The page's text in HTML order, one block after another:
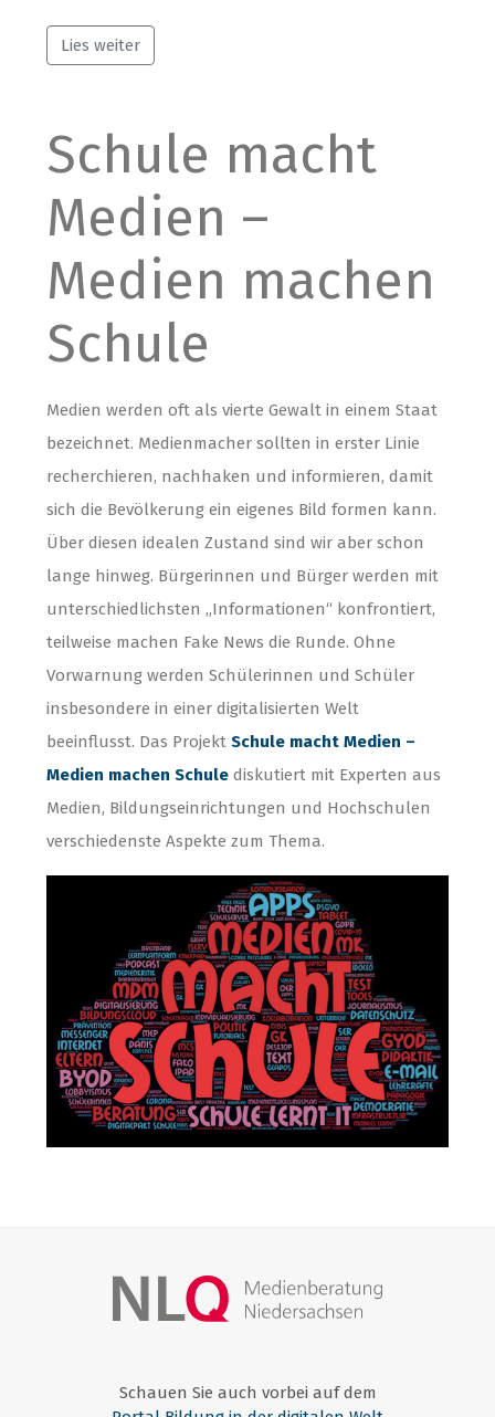
Lies weiter
Schule macht
Medien –
Medien machen
Schule
Medien werden oft als vierte Gewalt in einem Staat
bezeichnet. Medienmacher sollten in erster Linie
recherchieren, nachhaken und informieren, damit
sich die Bevölkerung ein eigenes Bild formen kann.
Über diesen idealen Zustand sind wir aber schon
lange hinweg. Bürgerinnen und Bürger werden mit
unterschiedlichsten „Informationen“ konfrontiert,
teilweise machen Fake News die Runde. Ohne
Vorwarnung werden Schülerinnen und Schüler
insbesondere in einer digitalisierten Welt
beeinflusst. Das ProjektSchule macht Medien –
Medien machen Schule diskutiert mit Experten aus
Medien, Bildungseinrichtungen und Hochschulen
verschiedenste Aspekte zum Thema.
Schauen Sie auch vorbei auf dem